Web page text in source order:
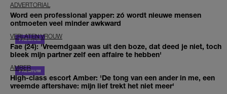
ADVERTORIAL
Word een professional yapper: zó wordt nieuwe mensen
ontmoeten veel minder awkward
VERLATEN VROUW
Fae (24): 'Vreemdgaan was uit den boze, dat deed je niet, toch
bleek mijn partner zelf een affaire te hebben'
AMBER
High-class escort Amber: 'De tong van een ander in me, een
vreemde aftershave: mijn lief trekt het niet meer'